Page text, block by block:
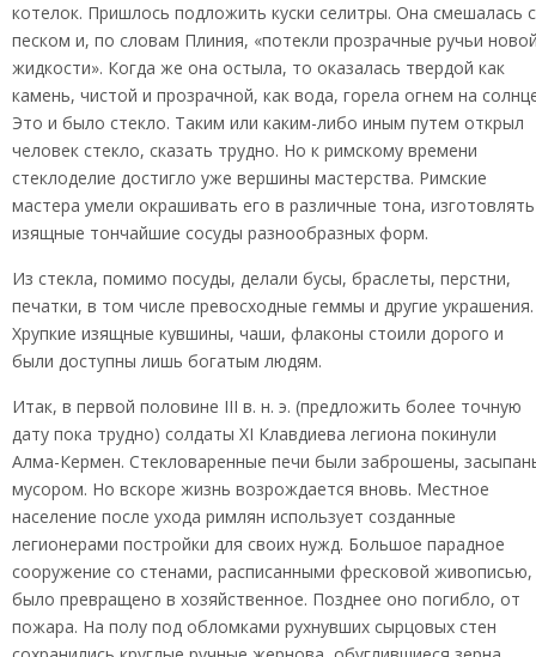
котелок. Пришлось подложить куски селитры. Она смешалась с
песком и, по словам Плиния, «потекли прозрачные ручьи
жидкости». Когда же она остыла, то оказалась твердой как
камень, чистой и прозрачной, как вода, горела огнем на
Это и было стекло. Таким или каким-либо иным путем открыл
человек стекло, сказать трудно. Но к римскому времени
стеклоделие достигло уже вершины мастерства. Римские
мастера умели окрашивать его в различные тона, изготовлять
изящные тончайшие сосуды разнообразных форм.
Из стекла, помимо посуды, делали бусы, браслеты, перстни,
печатки, в том числе превосходные геммы и другие украшения.
Хрупкие изящные кувшины, чаши, флаконы стоили дорого и
были доступны лишь богатым людям.
Итак, в первой половине III в. н. э. (предложить более точную
дату пока трудно) солдаты XI Клавдиева легиона покинули
Алма-Кермен. Стекловаренные печи были заброшены,
мусором. Но вскоре жизнь возрождается вновь. Местное
население после ухода римлян использует созданные
легионерами постройки для своих нужд. Большое парадное
сооружение со стенами, расписанными фресковой живописью,
было превращено в хозяйственное. Позднее оно погибло, от
пожара. На полу под обломками рухнувших сырцовых стен